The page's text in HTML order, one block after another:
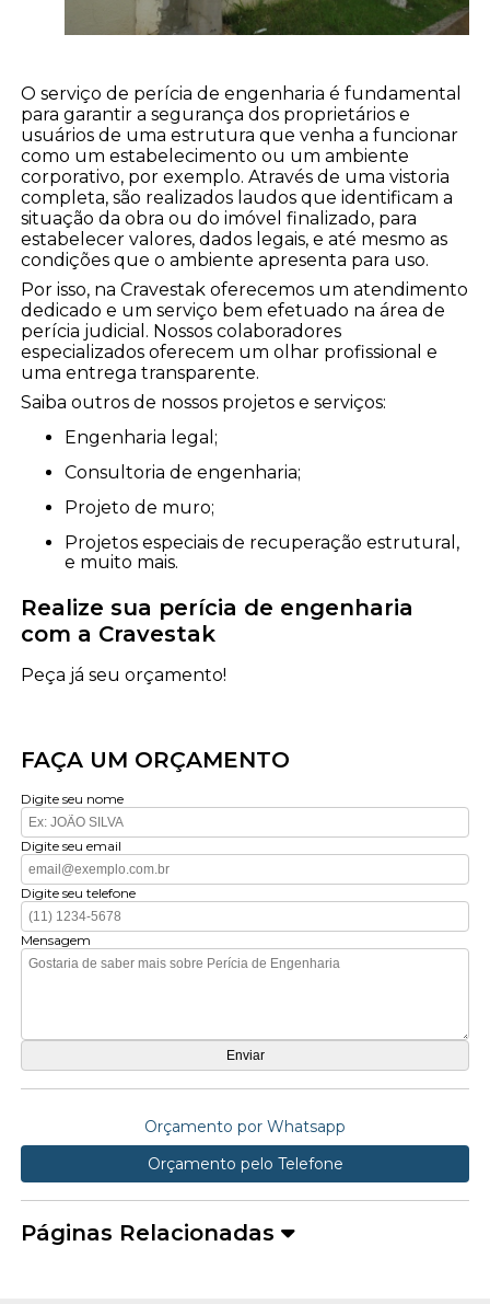
O serviço de perícia de engenharia é fundamental
para garantir a segurança dos proprietários e
usuários de uma estrutura que venha a funcionar
como um estabelecimento ou um ambiente
corporativo, por exemplo. Através de uma vistoria
completa, são realizados laudos que identificam a
situação da obra ou do imóvel finalizado, para
estabelecer valores, dados legais, e até mesmo as
condições que o ambiente apresenta para uso.
Por isso, na Cravestak oferecemos um atendimento
dedicado e um serviço bem efetuado na área de
perícia judicial. Nossos colaboradores
especializados oferecem um olhar profissional e
uma entrega transparente.
Saiba outros de nossos projetos e serviços:
engenharia legal;
consultoria de engenharia;
projeto de muro;
projetos especiais de recuperação estrutural,
e muito mais.
Realize sua perícia de engenharia
com a Cravestak
Peça já seu orçamento!
FAÇA UM ORÇAMENTO
Digite seu nome
Digite seu email
Digite seu telefone
Mensagem
Orçamento por Whatsapp
Orçamento pelo Telefone
Páginas Relacionadas